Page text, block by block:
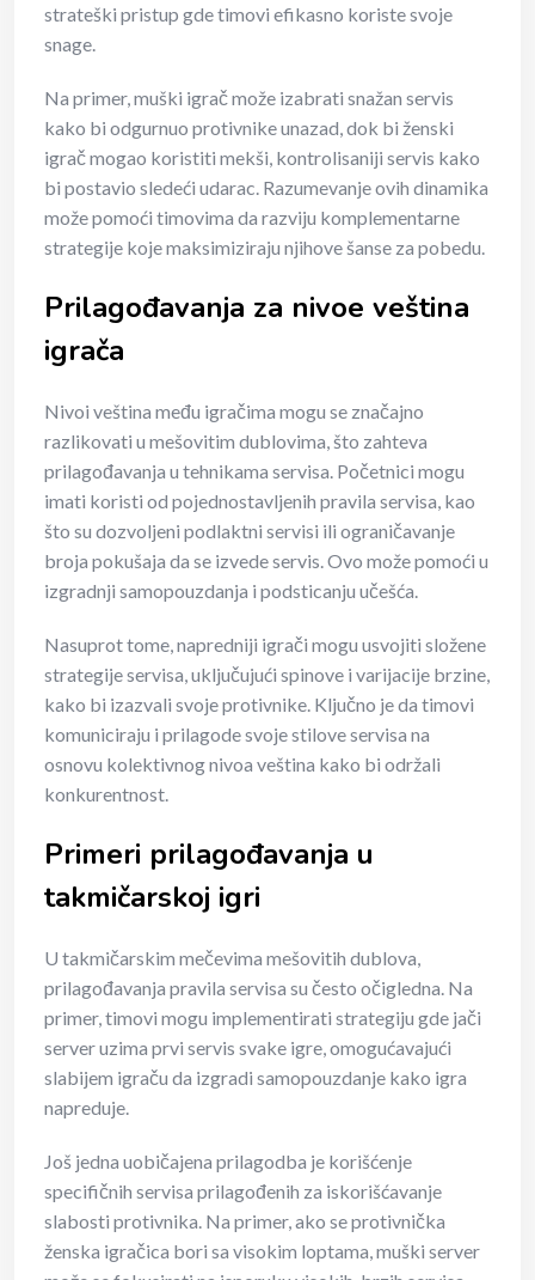
strateški pristup gde timovi efikasno koriste svoje
snage.
Na primer, muški igrač može izabrati snažan servis
kako bi odgurnuo protivnike unazad, dok bi ženski
igrač mogao koristiti mekši, kontrolisaniji servis kako
bi postavio sledeći udarac. Razumevanje ovih dinamika
može pomoći timovima da razviju komplementarne
strategije koje maksimiziraju njihove šanse za pobedu.
Prilagođavanja za nivoe veština
igrača
Nivoi veština među igračima mogu se značajno
razlikovati u mešovitim dublovima, što zahteva
prilagođavanja u tehnikama servisa. Početnici mogu
imati koristi od pojednostavljenih pravila servisa, kao
što su dozvoljeni podlaktni servisi ili ograničavanje
broja pokušaja da se izvede servis. Ovo može pomoći u
izgradnji samopouzdanja i podsticanju učešća.
Nasuprot tome, napredniji igrači mogu usvojiti složene
strategije servisa, uključujući spinove i varijacije brzine,
kako bi izazvali svoje protivnike. Ključno je da timovi
komuniciraju i prilagode svoje stilove servisa na
osnovu kolektivnog nivoa veština kako bi održali
konkurentnost.
Primeri prilagođavanja u
takmičarskoj igri
U takmičarskim mečevima mešovitih dublova,
prilagođavanja pravila servisa su često očigledna. Na
primer, timovi mogu implementirati strategiju gde jači
server uzima prvi servis svake igre, omogućavajući
slabijem igraču da izgradi samopouzdanje kako igra
napreduje.
Još jedna uobičajena prilagodba je korišćenje
specifičnih servisa prilagođenih za iskorišćavanje
slabosti protivnika. Na primer, ako se protivnička
ženska igračica bori sa visokim loptama, muški server